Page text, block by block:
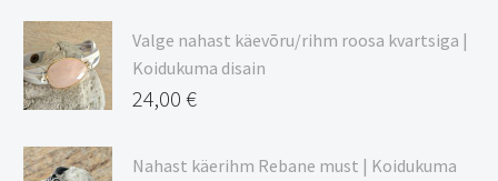
9,00 €
kuni
20,44 €
Valge nahast käevõru/rihm roosa kvartsiga |
Koidukuma disain
24,00 €
Nahast käerihm Rebane must | Koidukuma